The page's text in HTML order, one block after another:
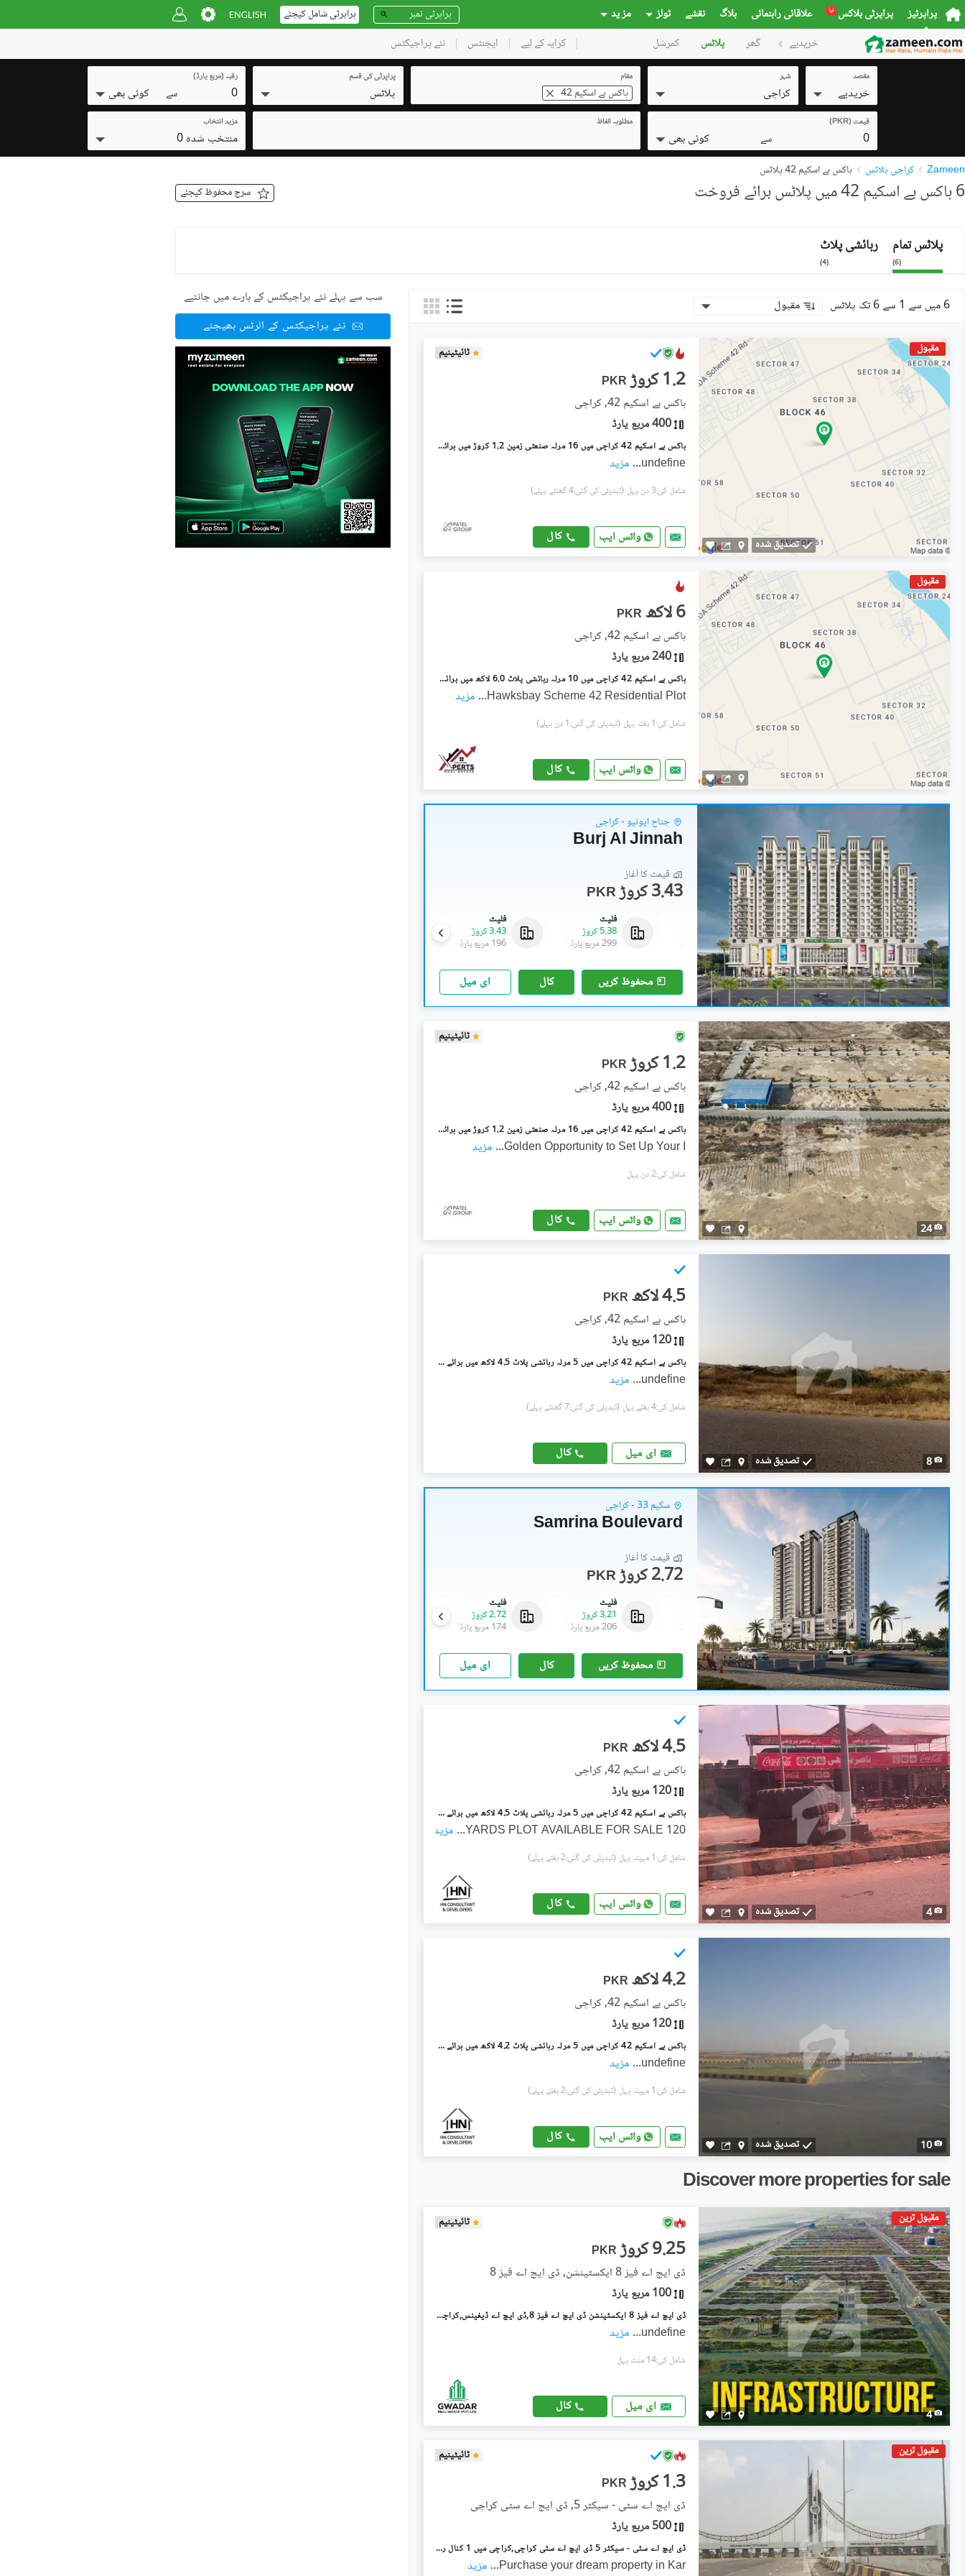
پراپرٹیز پراپرٹی بلاکس نیا علاقائی راہنمائی بلاگ نقشے ٹولز مز ید پراپرٹی شامل کیجئے
خریدیے گھر پلاٹس کمرشل کرایہ کے لیے ایجنٹس نئے پراجیکٹس
مقصد
خریدیے
شہر
کراچی
مقام
ہاکس بے اسکیم 42
پراپرٹی کی قسم
پلاٹس
رقبہ (مربع یارڈ)
0 سے کوئی بھی
قیمت (PKR)
0 سے کوئی بھی
مطلوبہ الفاظ مزید انتخاب
منتخب شدہ 0
Zameen کراچی پلاٹس ہاکس بے اسکیم 42 پلاٹس
6 ہاکس بے اسکیم 42 میں پلاٹس برائے فروخت سرچ محفوظ کیجئے
پلاٹس تمام
(
6
)
رہائشی پلاٹ
(
4
)
6 میں سے 1 سے 6 تک پلاٹس مقبول
مقبول
تصدیق شدہ
ٹائیٹینیم
PKR 1.2 کروڑ
ہاکس بے اسکیم 42, کراچی
400 مربع یارڈ
ہاکس بے اسکیم 42 کراچی میں 16 مرلہ صنعتی زمین 1.2 کروڑ میں برائے فروخت۔
undefine
... مزید
شامل کی:3 دن پہل (تبدیلی کی گئی:4 گھنٹے پہلے)
واٹس ایپ کال
مقبول
PKR 6 لاکھ
ہاکس بے اسکیم 42, کراچی
240 مربع یارڈ
ہاکس بے اسکیم 42 کراچی میں 10 مرلہ رہائشی پلاٹ 6.0 لاکھ میں برائے فروخت۔
Hawksbay Scheme 42 Residential Plot
... مزید
شامل کی:1 ہفتہ پہل (تبدیلی کی گئی:1 دن پہلے)
واٹس ایپ کال
جناح ایونیو - کراچی
Burj Al Jinnah
قیمت کا آغاز
PKR 3.43 کروڑ
فلیٹ
3.43 کروڑ
196 مربع یارڈ
فلیٹ
5.38 کروڑ
299 مربع یارڈ
فلیٹ
291 مربع یارڈ
محفوظ کریں کال ای میل
24
ٹائیٹینیم
PKR 1.2 کروڑ
ہاکس بے اسکیم 42, کراچی
400 مربع یارڈ
ہاکس بے اسکیم 42 کراچی میں 16 مرلہ صنعتی زمین 1.2 کروڑ میں برائے فروخت۔
Golden Opportunity to Set Up Your I
... مزید
شامل کی:2 دن پہل
واٹس ایپ کال
8 تصدیق شدہ
PKR 4.5 لاکھ
ہاکس بے اسکیم 42, کراچی
120 مربع یارڈ
ہاکس بے اسکیم 42 کراچی میں 5 مرلہ رہائشی پلاٹ 4.5 لاکھ میں برائے فروخت۔
undefine
... مزید
شامل کی:4 ہفتے پہل (تبدیلی کی گئی:7 گھنٹے پہلے)
ای میل کال
سکیم 33 - کراچی
Samrina Boulevard
قیمت کا آغاز
PKR 2.72 کروڑ
فلیٹ
2.72 کروڑ
174 مربع یارڈ
فلیٹ
3.21 کروڑ
206 مربع یارڈ
فلیٹ
201 مربع یارڈ
محفوظ کریں کال ای میل
4 تصدیق شدہ
PKR 4.5 لاکھ
ہاکس بے اسکیم 42, کراچی
120 مربع یارڈ
ہاکس بے اسکیم 42 کراچی میں 5 مرلہ رہائشی پلاٹ 4.5 لاکھ میں برائے فروخت۔
120 YARDS PLOT AVAILABLE FOR SALE
... مزید
شامل کی:1 مہینہ پہل (تبدیلی کی گئی:2 ہفتے پہلے)
واٹس ایپ کال
10 تصدیق شدہ
PKR 4.2 لاکھ
ہاکس بے اسکیم 42, کراچی
120 مربع یارڈ
ہاکس بے اسکیم 42 کراچی میں 5 مرلہ رہائشی پلاٹ 4.2 لاکھ میں برائے فروخت۔
undefine
... مزید
شامل کی:1 مہینہ پہل (تبدیلی کی گئی:2 ہفتے پہلے)
واٹس ایپ کال
Discover more properties for sale
مقبول ترین
4
ٹائیٹینیم
PKR 9.25 کروڑ
ڈی ایچ اے فیز 8 ایکسٹینشن, ڈی ایچ اے فیز 8
100 مربع یارڈ
ڈی ایچ اے فیز 8 ایکسٹینشن ڈی ایچ اے فیز 8,ڈی ایچ اے ڈیفینس,کراچی میں 4 مرلہ کمرشل پلاٹ 9.25 کروڑ میں برائے فروخت۔
undefine
... مزید
شامل کی:14 منٹ پہل
ای میل کال
مقبول ترین ٹائیٹینیم
PKR 1.3 کروڑ
ڈی ایچ اے سٹی - سیکٹر 5, ڈی ایچ اے سٹی کراچی
500 مربع یارڈ
ڈی ایچ اے سٹی - سیکٹر 5 ڈی ایچ اے سٹی کراچی,کراچی میں 1 کنال رہائشی پلاٹ 1.3 کروڑ میں برائے فروخت۔
Purchase your dream property in Kar
... مزید
سب سے پہلے نئے پراجیکٹس کے بارے میں جانئیے
نئے پراجیکٹس کے الرٹس بھیجئے